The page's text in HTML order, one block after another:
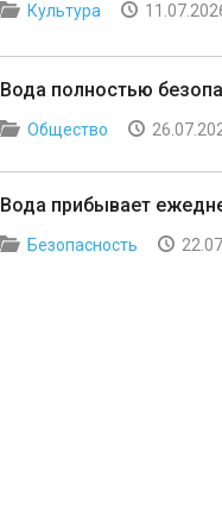
Культура
Вода полностью
Общество
Вода прибывает
Безопасность